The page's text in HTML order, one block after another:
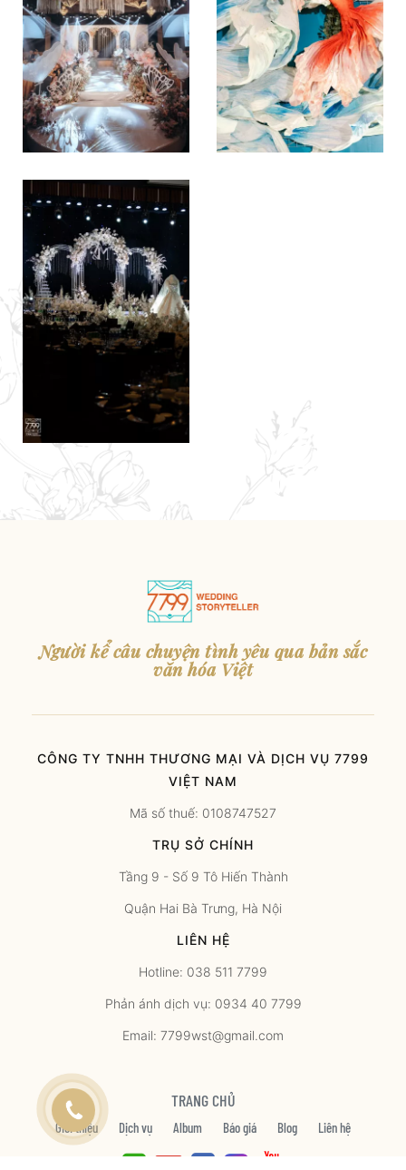
Người kể câu chuyện tình yêu qua bản sắc
văn hóa Việt
CÔNG TY TNHH THƯƠNG MẠI VÀ DỊCH VỤ 7799
VIỆT NAM
Mã số thuế: 0108747527
TRỤ SỞ CHÍNH
Tầng 9 - Số 9 Tô Hiến Thành
Quận Hai Bà Trưng, Hà Nội
LIÊN HỆ
Hotline: 038 511 7799
Phản ánh dịch vụ: 0934 40 7799
Email: 7799wst@gmail.com
TRANG CHỦ
Giới thiệu Dịch vụ Album Báo giá Blog Liên hệ